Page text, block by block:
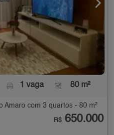
1 vaga 80 m²
Amaro com 3 quartos - 80 m²
R$ 650.000